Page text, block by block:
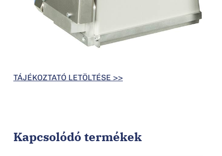
TÁJÉKOZTATÓ LETÖLTÉSE >>
Kapcsolódó termékek